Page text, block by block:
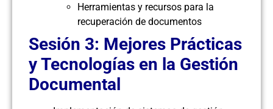
Herramientas y recursos para la
recuperación de documentos
Sesión 3: Mejores Prácticas
y Tecnologías en la Gestión
Documental